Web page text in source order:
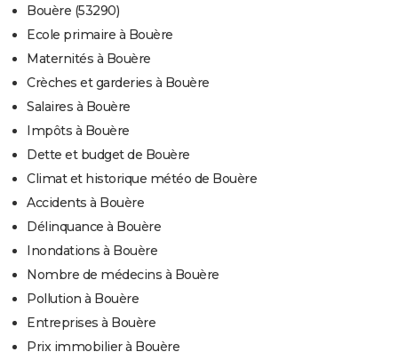
Bouère (53290)
Ecole primaire à Bouère
Maternités à Bouère
Crèches et garderies à Bouère
Salaires à Bouère
Impôts à Bouère
Dette et budget de Bouère
Climat et historique météo de Bouère
Accidents à Bouère
Délinquance à Bouère
Inondations à Bouère
Nombre de médecins à Bouère
Pollution à Bouère
Entreprises à Bouère
Prix immobilier à Bouère